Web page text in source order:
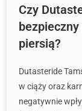
Czy
piersią?
Dutasteride
w ciąży oraz
negatywnie